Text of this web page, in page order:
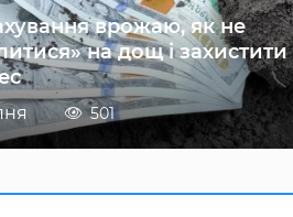
врожаю, як не
на дощ і захистити
501